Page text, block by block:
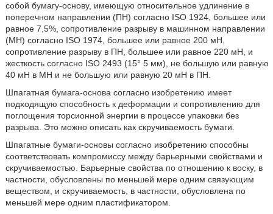
собой бумагу-основу, имеющую относительное удлинение в
поперечном направлении (ПН) согласно ISO 1924, большее или
равное 7,5%, сопротивление разрыву в машинном направлении
(МН) согласно ISO 1974, большее или равное 200 мН,
сопротивление разрыву в ПН, большее или равное 220 мН, и
жесткость согласно ISO 2493 (15° 5 мм), не большую или равную
40 мН в МН и не большую или равную 20 мН в ПН.
Шпагатная бумага-основа согласно изобретению имеет
подходящую способность к деформации и сопротивлению для
поглощения торсионной энергии в процессе упаковки без
разрыва. Это можно описать как скручиваемость бумаги.
Шпагатные бумаги-основы согласно изобретению способны
соответствовать компромиссу между барьерными свойствами и
скручиваемостью. Барьерные свойства по отношению к воску, в
частности, обусловлены по меньшей мере одним связующим
веществом, и скручиваемость, в частности, обусловлена по
меньшей мере одним пластификатором.